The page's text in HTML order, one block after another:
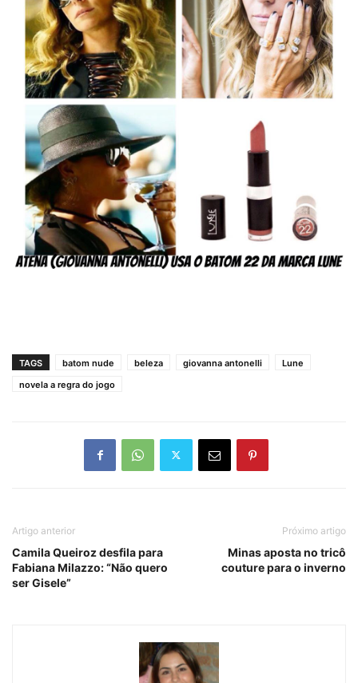
TAGS batom nude beleza giovanna antonelli
Lune
novela a regra do jogo
Artigo anterior
Camila Queiroz desfila para
Fabiana Milazzo: “Não quero
ser Gisele”
Próximo artigo
Minas aposta no tricô
couture para o inverno